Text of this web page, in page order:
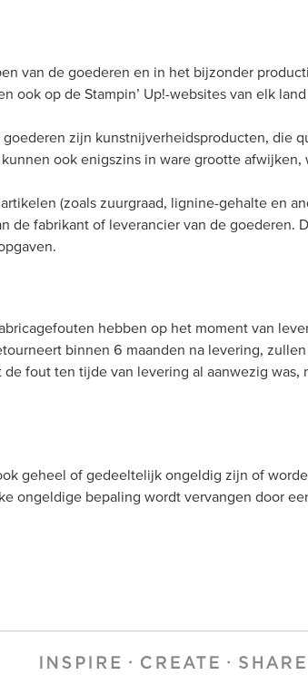
van de goederen en in het bijzonder
ook op de Stampin’ Up!-websites van elk
zijn kunstnijverheidsproducten, die
ook enigszins in ware grootte
(zoals zuurgraad, lignine-gehalte en
de fabrikant of leverancier van de goederen.
hebben op het moment van
binnen 6 maanden na levering,
fout ten tijde van levering al aanwezig
geheel of gedeeltelijk ongeldig zijn of
ongeldige bepaling wordt vervangen door